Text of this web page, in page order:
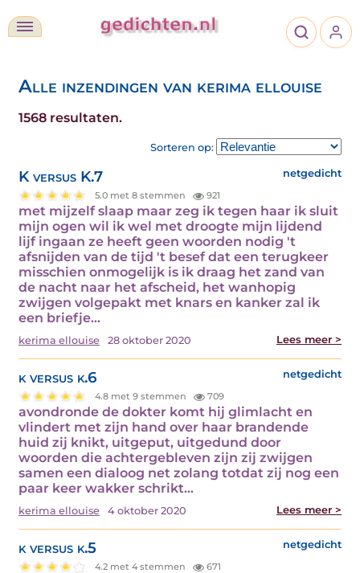
Alle inzendingen van kerima ellouise
1568 resultaten.
Sorteren op:
K versus K.7 netgedicht
5.0 met 8 stemmen 921
met mijzelf slaap maar zeg ik tegen haar ik sluit
mijn ogen wil ik wel met droogte mijn lijdend
lijf ingaan ze heeft geen woorden nodig 't
afsnijden van de tijd 't besef dat een terugkeer
misschien onmogelijk is ik draag het zand van
de nacht naar het afscheid, het wanhopig
zwijgen volgepakt met knars en kanker zal ik
een briefje…
kerima ellouise 28 oktober 2020 Lees meer >
k versus k.6 netgedicht
4.8 met 9 stemmen 709
avondronde de dokter komt hij glimlacht en
vlindert met zijn hand over haar brandende
huid zij knikt, uitgeput, uitgedund door
woorden die achtergebleven zijn zij zwijgen
samen een dialoog net zolang totdat zij nog een
paar keer wakker schrikt…
kerima ellouise 4 oktober 2020 Lees meer >
k versus k.5 netgedicht
4.2 met 4 stemmen 671